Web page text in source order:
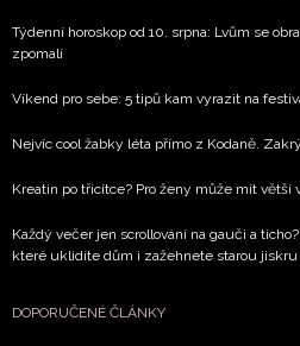
informace od našich partnerů?
zpracováním údajů k tomuto
Týdenní horoskop od 10. srpna: Lvům se
zpomalí
Víkend pro sebe: 5 tipů kam vyrazit na
Nejvíc cool žabky léta přímo z Kodaně.
Kreatin po třicítce? Pro ženy může mít větší
Každý večer jen scrollování na gauči a
které uklidíte dům i zažehnete starou jiskru
DOPORUČENÉ ČLÁNKY